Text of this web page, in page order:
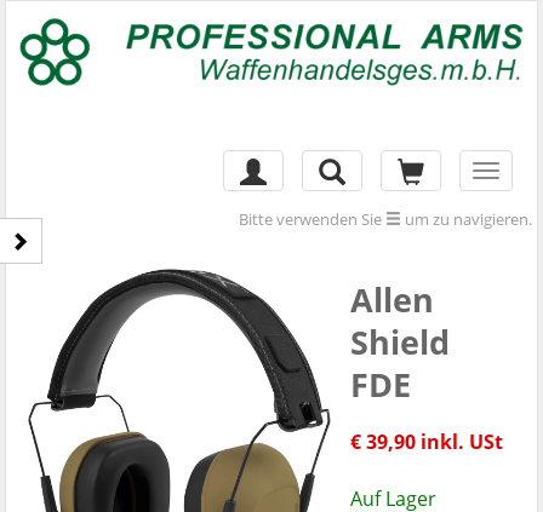
Bitte verwenden Sie um zu navigieren.
Allen
Shield
FDE
€ 39,90 inkl. USt
Auf Lager